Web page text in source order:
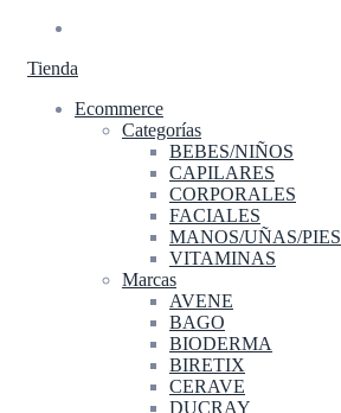
Tienda
Ecommerce
Categorías
BEBES/NIÑOS
CAPILARES
CORPORALES
FACIALES
MANOS/UÑAS/PIES
VITAMINAS
Marcas
AVENE
BAGO
BIODERMA
BIRETIX
CERAVE
DUCRAY